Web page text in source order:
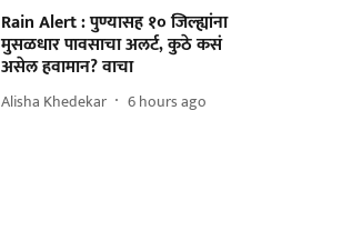
Rain Alert : पुण्यासह १० जिल्ह्यांना
मुसळधार पावसाचा अलर्ट, कुठे कसं
असेल हवामान? वाचा
Alisha Khedekar 6 hours ago